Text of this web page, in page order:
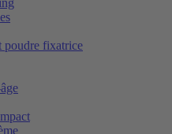
poudre fixatrice